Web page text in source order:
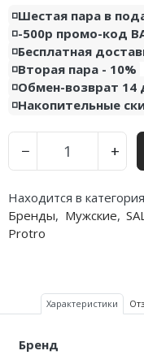
◽️Шестая пара в
◽️-500р промо-код
◽️Бесплатная
◽️Вторая пара - 10%
◽️Обмен-возврат 14
◽️Накопительные
− +
Находится в
Бренды, Мужские,
Protro
Характеристики
Бренд
Air Jordan 15
Air Jordan 23
Nike Kyrie
Nike Freak
Nike KD
Nike PG
Nike Kobe
Nike Foamposite